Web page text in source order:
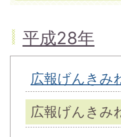
平成28年
広報げんきみ
広報げんきみ